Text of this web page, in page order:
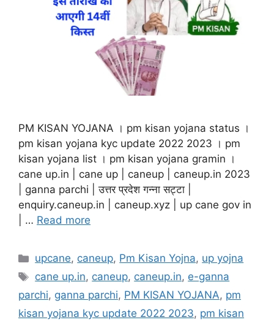
PM KISAN YOJANA । pm kisan yojana status ।
pm kisan yojana kyc update 2022 2023 । pm
kisan yojana list । pm kisan yojana gramin ।
cane up.in | cane up | caneup | caneup.in 2023
| ganna parchi | उत्तर प्रदेश गन्ना सट्टा |
enquiry.caneup.in | caneup.xyz | up cane gov in
| … Read more
Categories
upcane, caneup, Pm Kisan Yojna, up yojna
Tags
cane up.in, caneup, caneup.in, e-ganna
parchi, ganna parchi, PM KISAN YOJANA, pm
kisan yojana kyc update 2022 2023, pm kisan